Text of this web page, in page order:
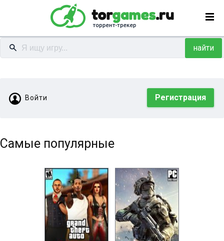
найти
Войти Регистрация
Самые популярные